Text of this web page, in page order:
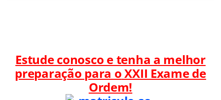
Estude conosco e tenha a melhor
preparação para oXXII Exame de
Ordem!